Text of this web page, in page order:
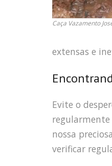
Caça Vazamento
extensas e
Evite o
regularmente
nossa
verificar